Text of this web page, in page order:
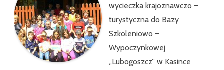
wycieczka krajoznawczo –
turystyczna do Bazy
Szkoleniowo –
Wypoczynkowej
„Lubogoszcz” w Kasince